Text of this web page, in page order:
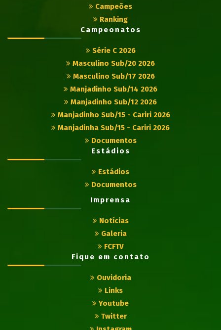
Campeões
Ranking
Campeonatos
Série C 2026
Masculino Sub/20 2026
Masculino Sub/17 2026
Manjadinho Sub/14 2026
Manjadinho Sub/12 2026
Manjadinho Sub/15 - Cariri 2026
Manjadinha Sub/15 - Cariri 2026
Documentos
Estádios
Estádios
Documentos
Imprensa
Notícias
Galeria
FCFTV
Fique em contato
Ouvidoria
Links
Youtube
Twitter